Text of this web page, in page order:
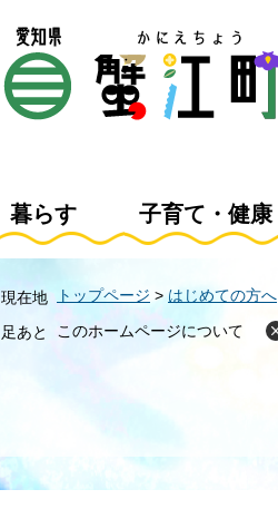
暮らす 子育て・健康
現在地 トップページ >はじめての方へ
このホームページについて